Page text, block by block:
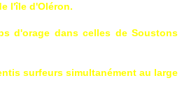
l'île d'Oléron.
d'orage dans celles de Soustons
surfeurs simultanément au large